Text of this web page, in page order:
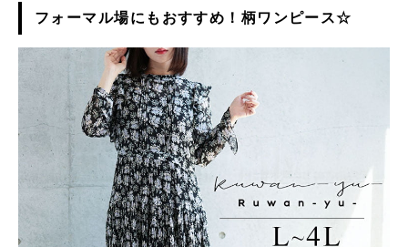
フォーマル場にもおすすめ！柄ワンピース☆